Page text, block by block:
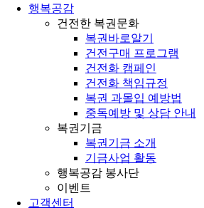
행복공감
건전한 복권문화
복권바로알기
건전구매 프로그램
건전화 캠페인
건전화 책임규정
복권 과몰입 예방법
중독예방 및 상담 안내
복권기금
복권기금 소개
기금사업 활동
행복공감 봉사단
이벤트
고객센터